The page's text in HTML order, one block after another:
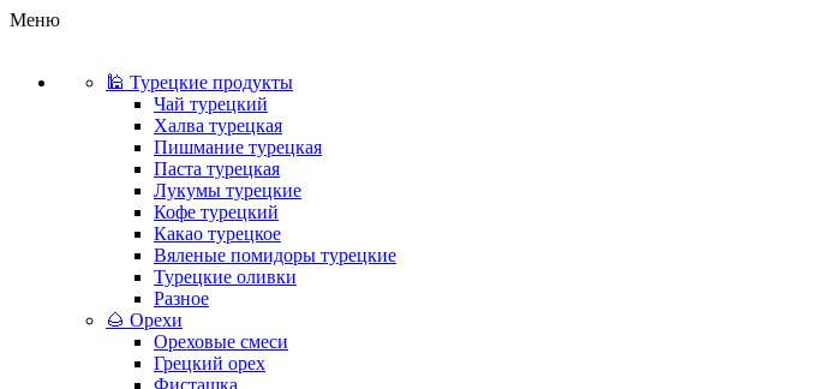
Меню
🕌 Турецкие продукты
Чай турецкий
Халва турецкая
Пишмание турецкая
Паста турецкая
Лукумы турецкие
Кофе турецкий
Какао турецкое
Вяленые помидоры турецкие
Турецкие оливки
Разное
🌰 Орехи
Ореховые смеси
Грецкий орех
Фисташка